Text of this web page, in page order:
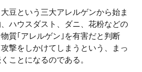
豆という三大アレルゲンから始ま
ハウスダスト、ダニ、花粉などの
質｢アレルゲン｣を有害だと判断
撃をしかけてしまうという、まっ
ことになるのである。